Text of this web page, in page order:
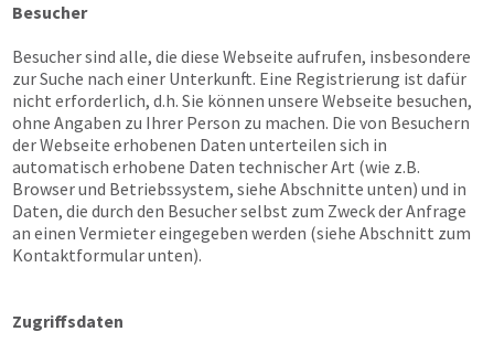
Besucher
Besucher sind alle, die diese Webseite aufrufen, insbesondere
zur Suche nach einer Unterkunft. Eine Registrierung ist dafür
nicht erforderlich, d.h. Sie können unsere Webseite besuchen,
ohne Angaben zu Ihrer Person zu machen. Die von Besuchern
der Webseite erhobenen Daten unterteilen sich in
automatisch erhobene Daten technischer Art (wie z.B.
Browser und Betriebssystem, siehe Abschnitte unten) und in
Daten, die durch den Besucher selbst zum Zweck der Anfrage
an einen Vermieter eingegeben werden (siehe Abschnitt zum
Kontaktformular unten).
Zugriffsdaten